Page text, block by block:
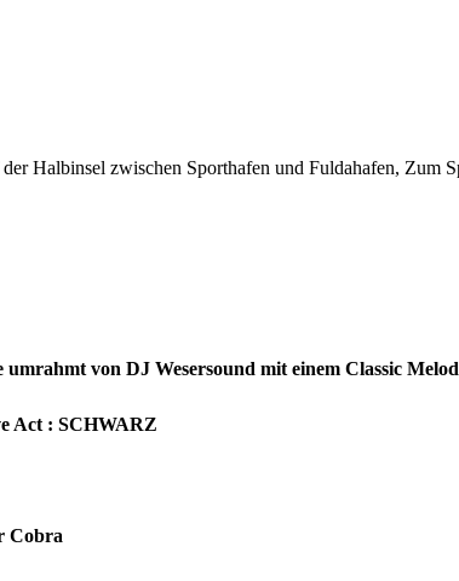
Halbinsel zwischen Sporthafen und Fuldahafen, Zum
von DJ Wesersound mit einem Classic
Act : SCHWARZ
Cobra